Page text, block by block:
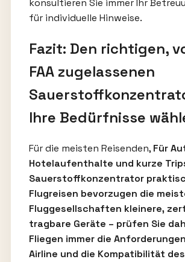
für individuelle Hinweise.
Fazit: Den richtigen,
FAA zugelassenen
Ihre Bedürfnisse
Für die meisten Reisenden, Für
Hotelaufenthalte und kurze
Sauerstoffkonzentrator
Flugreisen bevorzugen die
Fluggesellschaften kleinere,
tragbare Geräte – prüfen Sie
Fliegen immer die
Airline und die Kompatibilität